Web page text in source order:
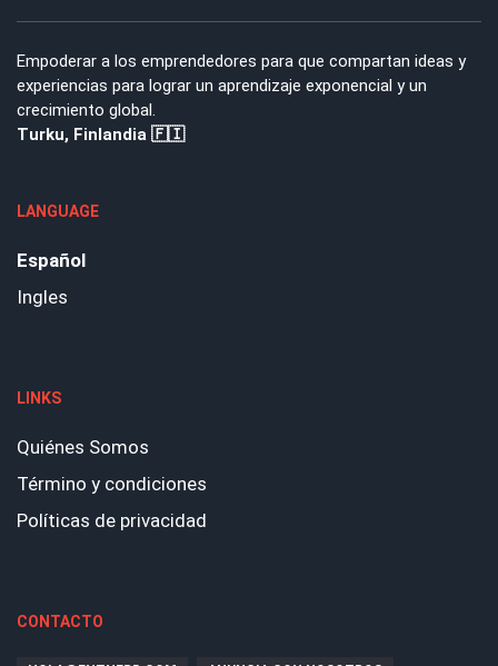
Empoderar a los emprendedores para que compartan ideas y
experiencias para lograr un aprendizaje exponencial y un
crecimiento global.
Turku, Finlandia 🇫🇮
LANGUAGE
Español
Ingles
LINKS
Quiénes Somos
Término y condiciones
Políticas de privacidad
CONTACTO